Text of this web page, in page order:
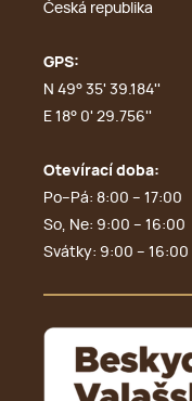
Česká republika
GPS:
N 49° 35' 39.184''
E 18° 0' 29.756''
Otevírací doba:
Po–Pá: 8:00 – 17:00
So, Ne: 9:00 – 16:00
Svátky: 9:00 – 16:00